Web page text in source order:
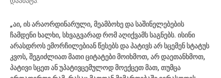
„აი, ის არაორდინარული, მეამბოხე და საშინელებების
ჩამდენი ხალხი, სხვაგვარად რომ აღიქვამს საგნებს. ისინი
არასდროს ემორჩილებიან წესებს და პატივს არ სცემენ სტატუს
კვოს, შეგიძლიათ მათი ციტატები მოიხმოთ, არ დაეთანხმოთ,
პატივი სცეთ ან უპატივცემულოდ მოექცეთ მათ, თუმცა